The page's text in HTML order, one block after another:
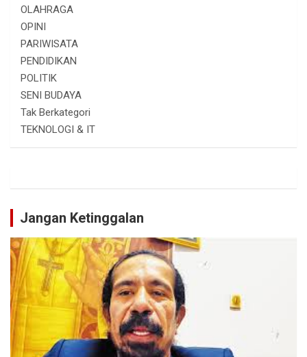
OLAHRAGA
OPINI
PARIWISATA
PENDIDIKAN
POLITIK
SENI BUDAYA
Tak Berkategori
TEKNOLOGI & IT
Jangan Ketinggalan